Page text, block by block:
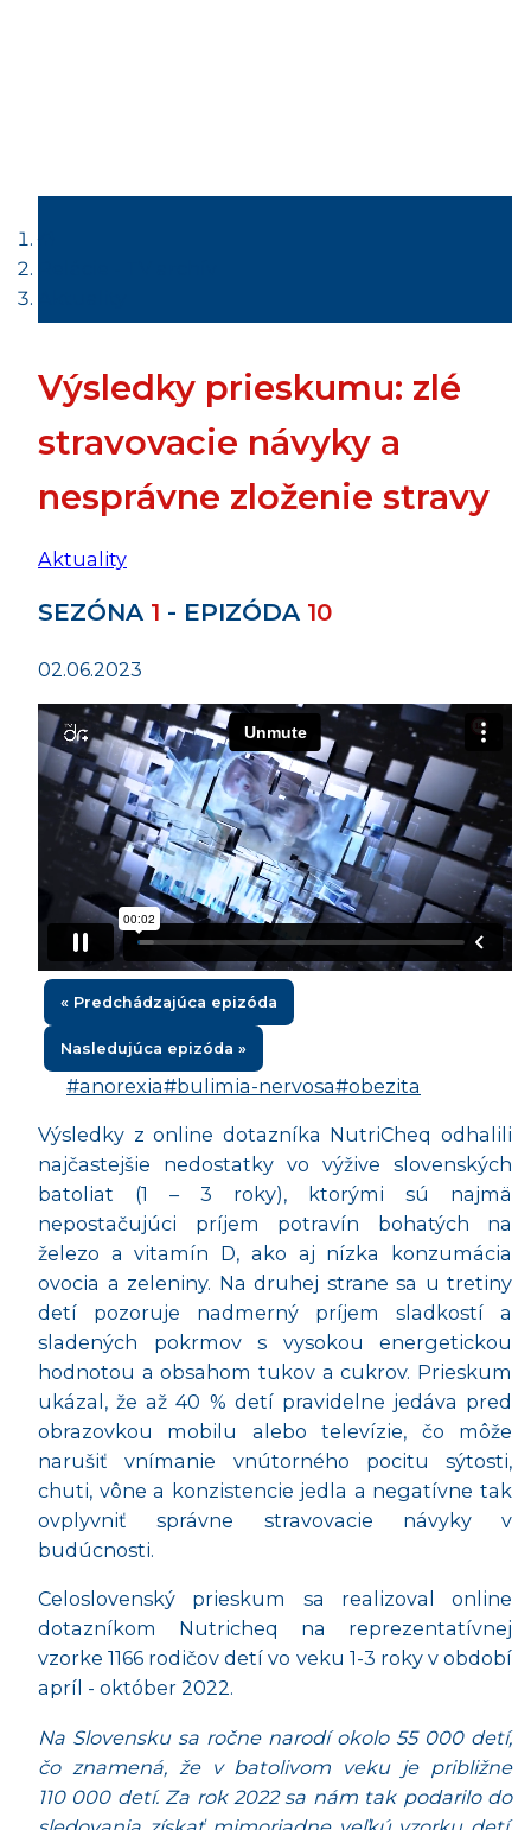
Výsledky prieskumu: zlé
stravovacie návyky a
nesprávne zloženie stravy
Aktuality
SEZÓNA 1 - EPIZÓDA 10
02.06.2023
« Predchádzajúca epizóda
Nasledujúca epizóda »
#anorexia#bulimia-nervosa#obezita
Výsledky z online dotazníka NutriCheq odhalili
najčastejšie nedostatky vo výžive slovenských
batoliat (1 – 3 roky), ktorými sú najmä
nepostačujúci príjem potravín bohatých na
železo a vitamín D, ako aj nízka konzumácia
ovocia a zeleniny. Na druhej strane sa u tretiny
detí pozoruje nadmerný príjem sladkostí a
sladených pokrmov s vysokou energetickou
hodnotou a obsahom tukov a cukrov. Prieskum
ukázal, že až 40 % detí pravidelne jedáva pred
obrazovkou mobilu alebo televízie, čo môže
narušiť vnímanie vnútorného pocitu sýtosti,
chuti, vône a konzistencie jedla a negatívne tak
ovplyvniť správne stravovacie návyky v
budúcnosti.
Celoslovenský prieskum sa realizoval online
dotazníkom Nutricheq na reprezentatívnej
vzorke 1166 rodičov detí vo veku 1-3 roky v období
apríl - október 2022.
Na Slovensku sa ročne narodí okolo 55 000 detí,
čo znamená, že v batolivom veku je približne
110 000 detí. Za rok 2022 sa nám tak podarilo do